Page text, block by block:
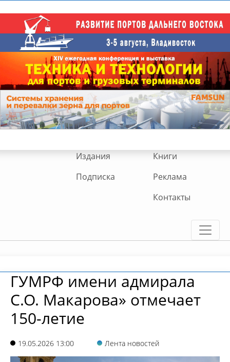
Издания
Книги
Подписка
Реклама
Контакты
ГУМРФ имени адмирала
С.О. Макарова» отмечает
150-летие
19.05.2026 13:00 Лента новостей